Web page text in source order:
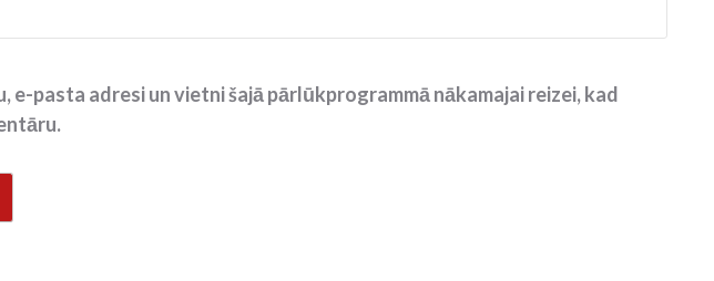
e-pasta adresi un vietni šajā pārlūkprogrammā nākamajai reizei, kad